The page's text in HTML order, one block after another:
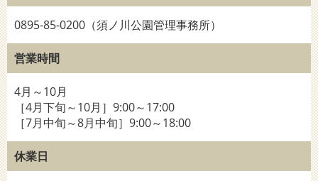
0895-85-0200（須ノ川公園管理事務所）
営業時間
4月～10月
［4月下旬～10月］9:00～17:00
［7月中旬～8月中旬］9:00～18:00
休業日